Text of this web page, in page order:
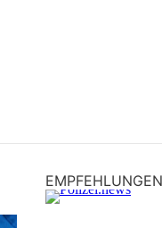
EMPFEHLUNGEN